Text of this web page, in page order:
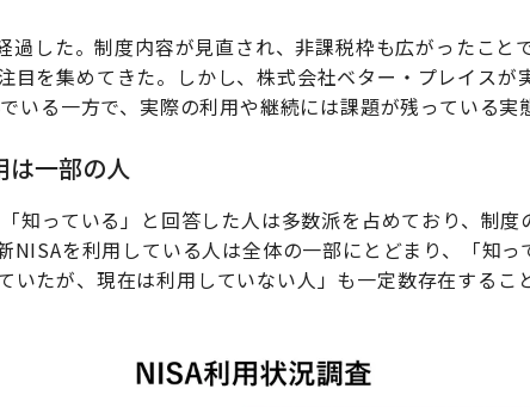
過した。制度内容が見直され、非課税枠も広がったこと
目を集めてきた。しかし、株式会社ベター・プレイスが
いる一方で、実際の利用や継続には課題が残っている実
は一部の人
知っている」と回答した人は多数派を占めており、制度
NISAを利用している人は全体の一部にとどまり、「知っ
いたが、現在は利用していない人」も一定数存在するこ